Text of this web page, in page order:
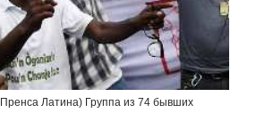
Латина) Группа из 74 бывших